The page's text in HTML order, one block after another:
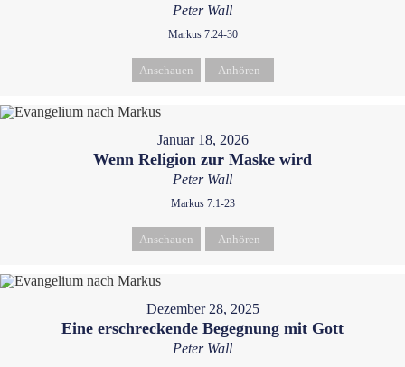
Peter Wall
Markus 7:24-30
Anschauen Anhören
Januar 18, 2026
Wenn Religion zur Maske wird
Peter Wall
Markus 7:1-23
Anschauen Anhören
Dezember 28, 2025
Eine erschreckende Begegnung mit Gott
Peter Wall